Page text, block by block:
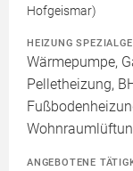
Hofgeismar)
HEIZUNG
Wärmepumpe,
Pelletheizung,
ANGEBOTENE